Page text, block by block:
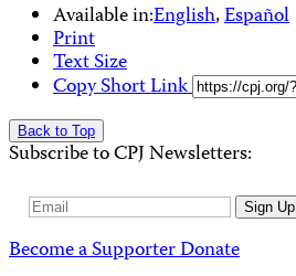
Available in:English,Español
Print
Text Size
Copy Short Link
Back to Top
Subscribe to CPJ Newsletters:
Email
Sign Up
Become a SupporterDonate